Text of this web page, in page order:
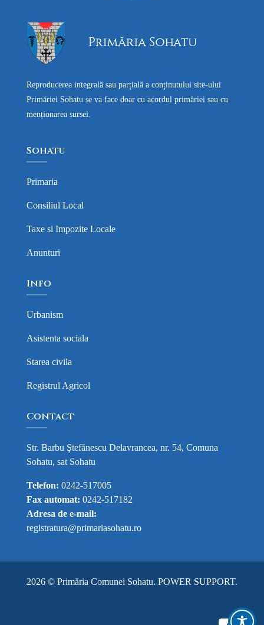
Reproducerea integrală sau parțială a conținutului site-ului
Primăriei Sohatu se va face doar cu acordul primăriei sau cu
menționarea sursei.
Sohatu
Primaria
Consiliul Local
Taxe si Impozite Locale
Anunturi
Info
Urbanism
Asistenta sociala
Starea civila
Registrul Agricol
Contact
Str. Barbu Ştefănescu Delavrancea, nr. 54, Comuna
Sohatu, sat Sohatu
Telefon: 0242-517005
Fax automat: 0242-517182
Adresa de e-mail:
registratura@primariasohatu.ro
2026 © Primăria Comunei Sohatu. POWER SUPPORT.